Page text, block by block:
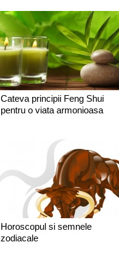
Cateva principii Feng Shui
pentru o viata armonioasa
Horoscopul si semnele
zodiacale